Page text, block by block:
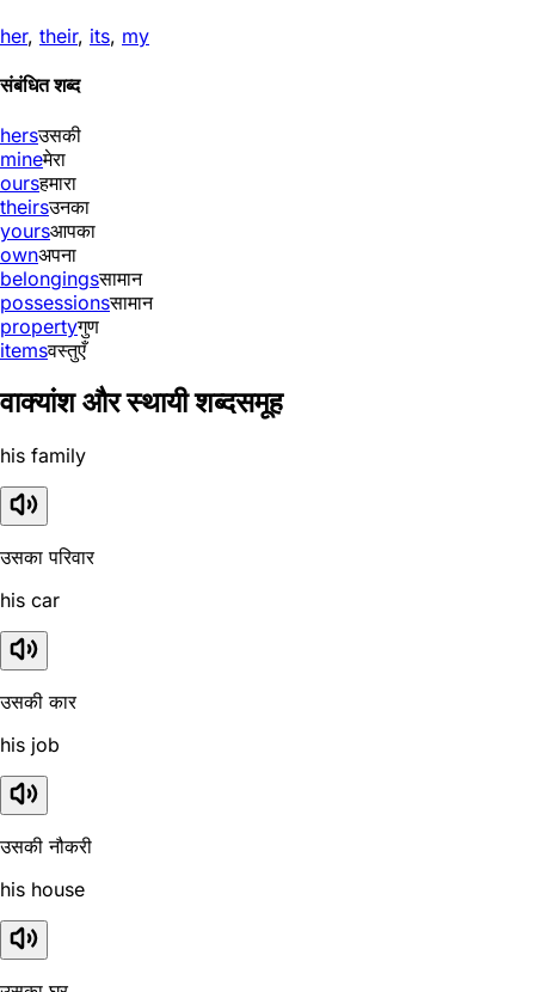
her, their, its, my
संबंधित शब्द
hersउसकी
mineमेरा
oursहमारा
theirsउनका
yoursआपका
ownअपना
belongingsसामान
possessionsसामान
propertyगुण
itemsवस्तुएँ
वाक्यांश और स्थायी शब्दसमूह
his family
उसका परिवार
his car
उसकी कार
his job
उसकी नौकरी
his house